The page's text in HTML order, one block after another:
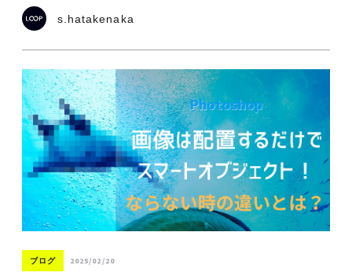
s.hatakenaka
ブログ 2025/02/20